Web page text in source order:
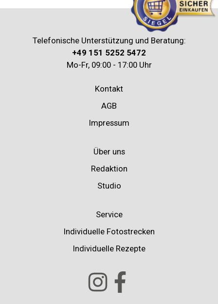
Telefonische Unterstützung und Beratung:
+49 151 5252 5472
Mo-Fr, 09:00 - 17:00 Uhr
Kontakt
AGB
Impressum
Über uns
Redaktion
Studio
Service
Individuelle Fotostrecken
Individuelle Rezepte